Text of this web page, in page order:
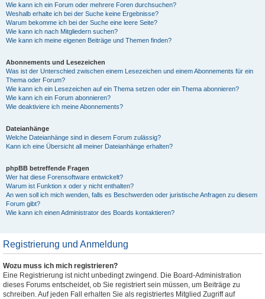
Wie kann ich ein Forum oder mehrere Foren durchsuchen?
Weshalb erhalte ich bei der Suche keine Ergebnisse?
Warum bekomme ich bei der Suche eine leere Seite?
Wie kann ich nach Mitgliedern suchen?
Wie kann ich meine eigenen Beiträge und Themen finden?
Abonnements und Lesezeichen
Was ist der Unterschied zwischen einem Lesezeichen und einem Abonnements für ein
Thema oder Forum?
Wie kann ich ein Lesezeichen auf ein Thema setzen oder ein Thema abonnieren?
Wie kann ich ein Forum abonnieren?
Wie deaktiviere ich meine Abonnements?
Dateianhänge
Welche Dateianhänge sind in diesem Forum zulässig?
Kann ich eine Übersicht all meiner Dateianhänge erhalten?
phpBB betreffende Fragen
Wer hat diese Forensoftware entwickelt?
Warum ist Funktion x oder y nicht enthalten?
An wen soll ich mich wenden, falls es Beschwerden oder juristische Anfragen zu diesem
Forum gibt?
Wie kann ich einen Administrator des Boards kontaktieren?
Registrierung und Anmeldung
Wozu muss ich mich registrieren?
Eine Registrierung ist nicht unbedingt zwingend. Die Board-Administration
dieses Forums entscheidet, ob Sie registriert sein müssen, um Beiträge zu
schreiben. Auf jeden Fall erhalten Sie als registriertes Mitglied Zugriff auf